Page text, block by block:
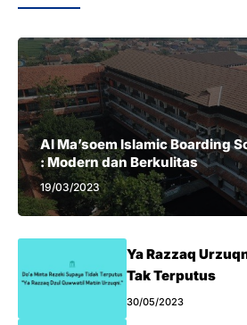
Al Ma’soem Islamic Boarding
: Modern dan Berkulitas
19/03/2023
Ya Razzaq
Tak Terputus
30/05/2023